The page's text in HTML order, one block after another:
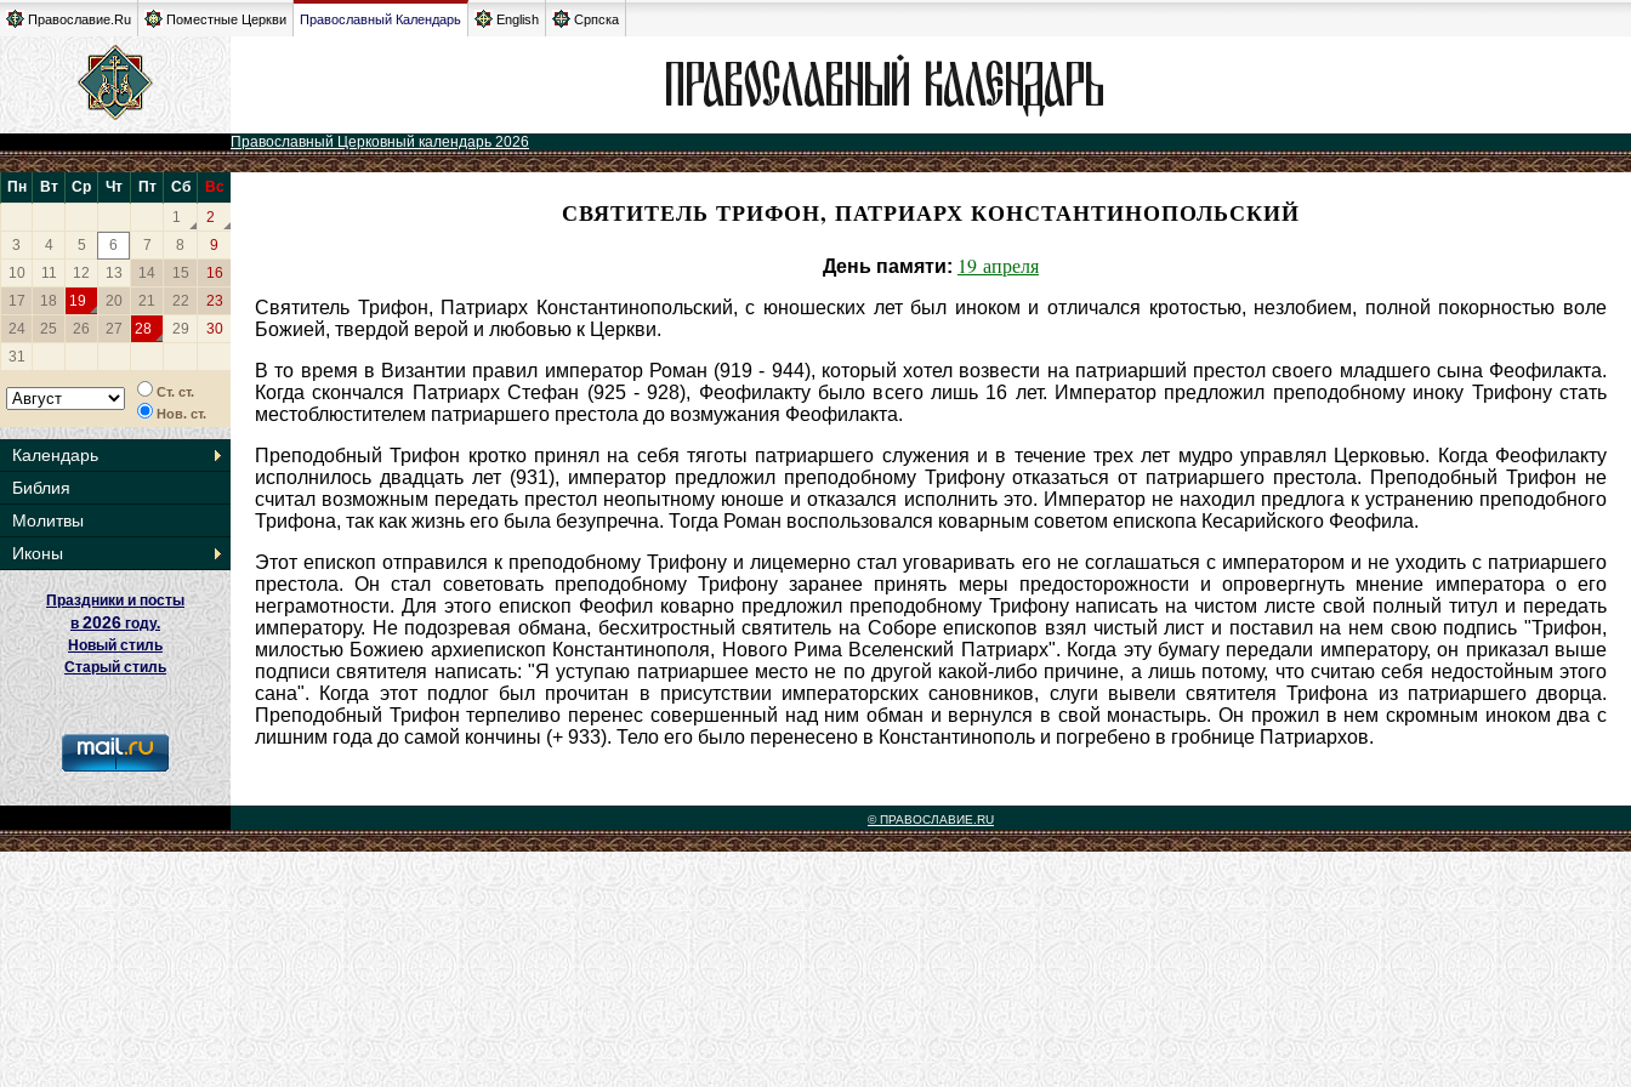
Православие.Ru Поместные Церкви Православный Календарь English Српска
Православный Церковный календарь 2026
Пн Вт Ср Чт Пт Сб
Вс
1
2
3
4 5 6 7 8
9
10
11 12 13 14 15
16
17
18 19 20 21 22
23
24
25 26 27 28 29
30
31
Ст. ст.
Нов. ст.
Календарь
Библия
Молитвы
Иконы
Праздники и посты
в 2026 году.
Новый стиль
Старый стиль
СВЯТИТЕЛЬ ТРИФОН, ПАТРИАРХ КОНСТАНТИНОПОЛЬСКИЙ
День памяти: 19 апреля
Святитель Трифон, Патриарх Константинопольский, с юношеских лет был иноком и отличался кротостью, незлобием, полной покорностью воле
Божией, твердой верой и любовью к Церкви.
В то время в Византии правил император Роман (919 - 944), который хотел возвести на патриарший престол своего младшего сына Феофилакта.
Когда скончался Патриарх Стефан (925 - 928), Феофилакту было всего лишь 16 лет. Император предложил преподобному иноку Трифону стать
местоблюстителем патриаршего престола до возмужания Феофилакта.
Преподобный Трифон кротко принял на себя тяготы патриаршего служения и в течение трех лет мудро управлял Церковью. Когда Феофилакту
исполнилось двадцать лет (931), император предложил преподобному Трифону отказаться от патриаршего престола. Преподобный Трифон не
считал возможным передать престол неопытному юноше и отказался исполнить это. Император не находил предлога к устранению преподобного
Трифона, так как жизнь его была безупречна. Тогда Роман воспользовался коварным советом епископа Кесарийского Феофила.
Этот епископ отправился к преподобному Трифону и лицемерно стал уговаривать его не соглашаться с императором и не уходить с патриаршего
престола. Он стал советовать преподобному Трифону заранее принять меры предосторожности и опровергнуть мнение императора о его
неграмотности. Для этого епископ Феофил коварно предложил преподобному Трифону написать на чистом листе свой полный титул и передать
императору. Не подозревая обмана, бесхитростный святитель на Соборе епископов взял чистый лист и поставил на нем свою подпись "Трифон,
милостью Божиею архиепископ Константинополя, Нового Рима Вселенский Патриарх". Когда эту бумагу передали императору, он приказал выше
подписи святителя написать: "Я уступаю патриаршее место не по другой какой-либо причине, а лишь потому, что считаю себя недостойным этого
сана". Когда этот подлог был прочитан в присутствии императорских сановников, слуги вывели святителя Трифона из патриаршего дворца.
Преподобный Трифон терпеливо перенес совершенный над ним обман и вернулся в свой монастырь. Он прожил в нем скромным иноком два с
лишним года до самой кончины (+ 933). Тело его было перенесено в Константинополь и погребено в гробнице Патриархов.
© ПРАВОСЛАВИЕ.RU